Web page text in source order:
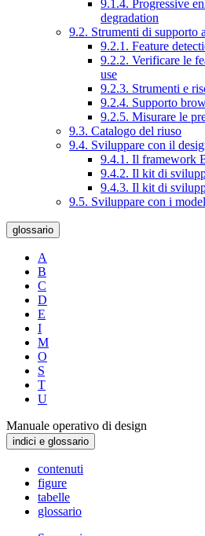
9.1.4. Progressive
degradation
9.2. Strumenti di supporto
9.2.1. Feature
9.2.2. Verificare le
use
9.2.3. Strumenti e
9.2.4. Supporto
9.2.5. Misurare le
9.3. Catalogo del riuso
9.4. Sviluppare con il
9.4.1. Il framework
9.4.2. Il kit di
9.4.3. Il kit di
9.5. Sviluppare con i
glossario
A
B
C
D
E
I
M
O
S
T
U
Manuale operativo di design
indici e glossario
contenuti
figure
tabelle
glossario